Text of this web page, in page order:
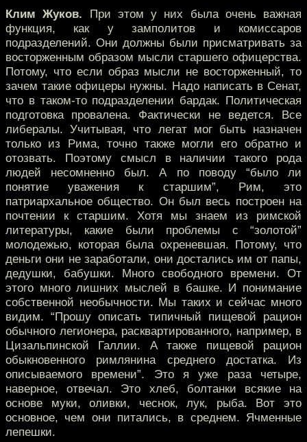
Клим Жуков. При этом у них была очень важная
функция, как у замполитов и комиссаров
подразделений. Они должны были присматривать за
восторженным образом мысли старшего офицерства.
Потому, что если образ мысли не восторженный, то
зачем такие офицеры нужны. Надо написать в Сенат,
что в таком-то подразделении бардак. Политическая
подготовка провалена. Фактически не ведется. Все
либералы. Учитывая, что легат мог быть назначен
только из Рима, точно также могли его обратно и
отозвать. Поэтому смысл в наличии такого рода
людей несомненно был. А по поводу “было ли
понятие уважения к старшим”, Рим, это
патриархальное общество. Он был весь построен на
почтении к старшим. Хотя мы знаем из римской
литературы, какие были проблемы с “золотой”
молодежью, которая была охреневшая. Потому, что
деньги они не заработали, они достались им от папы,
дедушки, бабушки. Много свободного времени. От
этого много лишних мыслей в башке. И понимание
собственной необычности. Мы таких и сейчас много
видим. “Прошу описать типичный пищевой рацион
обычного легионера, расквартированного, например, в
Цизальпинской Галлии. А также пищевой рацион
обыкновенного римлянина среднего достатка. Из
описываемого времени”. Это я уже раза четыре,
наверное, отвечал. Это хлеб, болтанки всякие на
основе муки, оливки, чеснок, лук, рыба. Вот это
основное, чем они питались, в среднем. Ячменные
лепешки.